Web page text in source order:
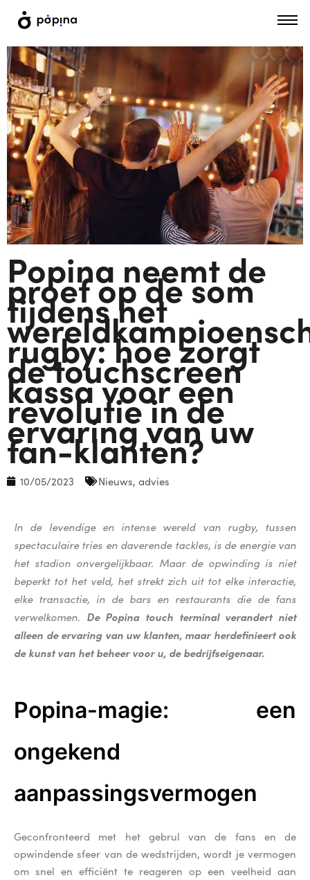
Popina neemt de
proef op de som
tijdens het
rugby: hoe zorgt
de touchscreen
kassa voor een
revolutie in de
ervaring van uw
fan-klanten?
10/05/2023 Nieuws, advies
In de levendige en intense wereld van rugby, tussen
spectaculaire tries en daverende tackles, is de energie van
het stadion onvergelijkbaar. Maar de opwinding is niet
beperkt tot het veld, het strekt zich uit tot elke interactie,
elke transactie, in de bars en restaurants die de fans
verwelkomen. De Popina touch terminal verandert niet
alleen de ervaring van uw klanten, maar herdefinieert ook
de kunst van het beheer voor u, de bedrijfseigenaar.
Popina-magie: een
ongekend
aanpassingsvermogen
Geconfronteerd met het gebrul van de fans en de
opwindende sfeer van de wedstrijden, wordt je vermogen
om snel en efficiënt te reageren op een veelheid aan